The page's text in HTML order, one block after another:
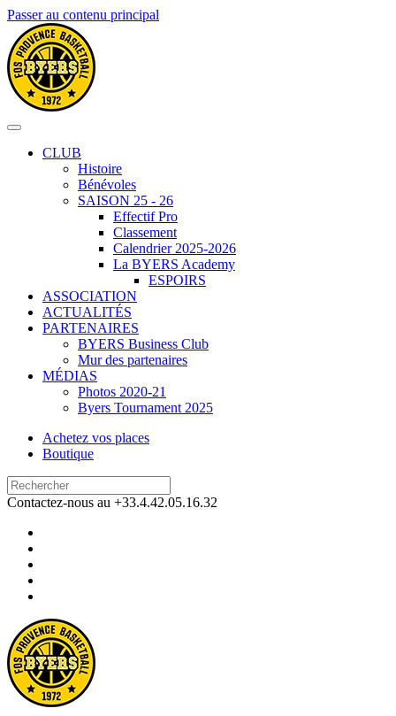
Passer au contenu principal
CLUB
Histoire
Bénévoles
SAISON 25 - 26
Effectif Pro
Classement
Calendrier 2025-2026
La BYERS Academy
ESPOIRS
ASSOCIATION
ACTUALITÉS
PARTENAIRES
BYERS Business Club
Mur des partenaires
MÉDIAS
Photos 2020-21
Byers Tournament 2025
Achetez vos places
Boutique
Contactez-nous au +33.4.42.05.16.32